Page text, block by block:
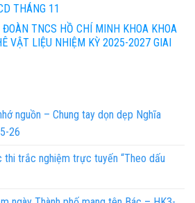
THÁNG 11
TNCS HỒ CHÍ MINH KHOA KHOA
VẬT LIỆU NHIỆM KỲ 2025-2027 GIAI
nguồn – Chung tay dọn dẹp Nghĩa
26
thi trắc nghiệm trực tuyến “Theo dấu